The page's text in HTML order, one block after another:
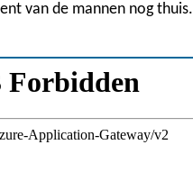
van de mannen nog thuis.